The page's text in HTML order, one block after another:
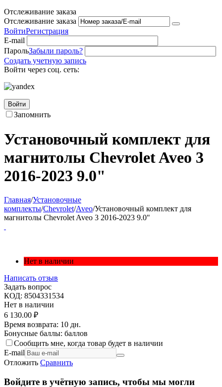
Отслеживание заказа
Отслеживание заказа
ВойтиРегистрация
E-mail
ПарольЗабыли пароль?
Создать учетную запись
Войти через соц. сеть:
Войти
Запомнить
Установочный комплект для
магнитолы Chevrolet Aveo 3
2016-2023 9.0"
Главная/Установочные
комплекты/Chevrolet/Aveo/Установочный комплект для
магнитолы Chevrolet Aveo 3 2016-2023 9.0"
Нет в наличии
Написать отзыв
Задать вопрос
КОД: 8504331534
Нет в наличии
6 130.00 ₽
Время возврата: 10 дн.
Бонусные баллы: баллов
Сообщить мне, когда товар будет в наличии
E-mail
Отложить Сравнить
Войдите в учётную запись, чтобы мы могли